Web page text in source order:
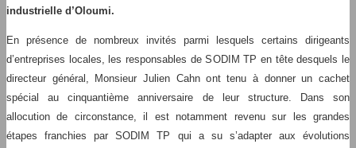
industrielle d’Oloumi.
En présence de nombreux invités parmi lesquels certains dirigeants
d’entreprises locales, les responsables de SODIM TP en tête desquels le
directeur général, Monsieur Julien Cahn ont tenu à donner un cachet
spécial au cinquantième anniversaire de leur structure. Dans son
allocution de circonstance, il est notamment revenu sur les grandes
étapes franchies par SODIM TP qui a su s’adapter aux évolutions